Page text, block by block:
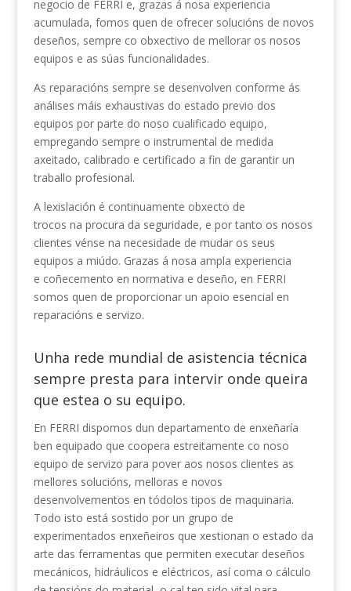
negocio de FERRI e, grazas á nosa experiencia
acumulada, fomos quen de ofrecer solucións de novos
deseños, sempre co obxectivo de mellorar os nosos
equipos e as súas funcionalidades.
As reparacións sempre se desenvolven conforme ás
análises máis exhaustivas do estado previo dos
equipos por parte do noso cualificado equipo,
empregando sempre o instrumental de medida
axeitado, calibrado e certificado a fin de garantir un
traballo profesional.
A lexislación é continuamente obxecto de
trocos na procura da seguridade, e por tanto os nosos
clientes vénse na necesidade de mudar os seus
equipos a miúdo. Grazas á nosa ampla experiencia
e coñecemento en normativa e deseño, en FERRI
somos quen de proporcionar un apoio esencial en
reparacións e servizo.
Unha rede mundial de asistencia técnica
sempre presta para intervir onde queira
que estea o su equipo.
En FERRI dispomos dun departamento de enxeñaría
ben equipado que coopera estreitamente co noso
equipo de servizo para pover aos nosos clientes as
mellores solucións, melloras e novos
desenvolvementos en tódolos tipos de maquinaria.
Todo isto está sostido por un grupo de
experimentados enxeñeiros que xestionan o estado da
arte das ferramentas que permiten executar deseños
mecánicos, hidráulicos e eléctricos, así coma o cálculo